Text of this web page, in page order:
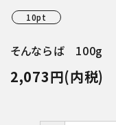
10pt
そんならば 100g
2,073円(内税)